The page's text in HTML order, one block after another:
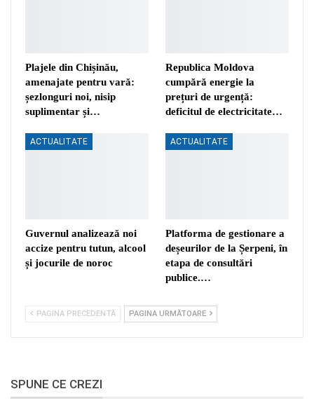
Plajele din Chișinău,
amenajate pentru vară:
șezlonguri noi, nisip
suplimentar și…
Republica Moldova
cumpără energie la
prețuri de urgență:
deficitul de electricitate…
ACTUALITATE
Guvernul analizează noi
accize pentru tutun, alcool
și jocurile de noroc
ACTUALITATE
Platforma de gestionare a
deșeurilor de la Șerpeni, în
etapa de consultări
publice.…
PAGINA PRECEDENTĂ PAGINA URMĂTOARE
SPUNE CE CREZI